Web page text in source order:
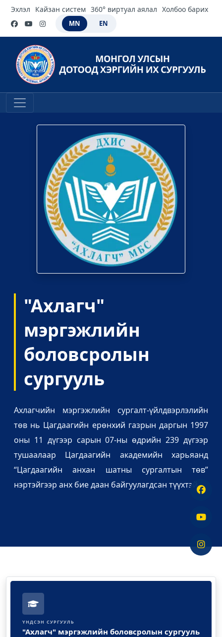
Эхлэл Кайзан систем 360° виртуал аялал Холбоо барих
MN EN
"Ахлагч"
мэргэжлийн
боловсролын
сургууль
Ахлагчийн мэргэжлийн сургалт-үйлдвэрлэлийн
төв нь Цагдаагийн ерөнхий газрын даргын 1997
оны 11 дүгээр сарын 07-ны өдрийн 239 дүгээр
тушаалаар Цагдаагийн академийн харьяанд
“Цагдаагийн анхан шатны сургалтын төв”
нэртэйгээр анх бие даан байгуулагдсан түүхтэй.
ҮНДСЭН СУРГУУЛЬ
"Ахлагч" мэргэжлийн боловсролын сургууль